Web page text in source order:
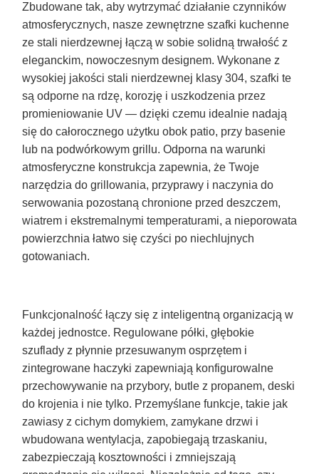
Zbudowane tak, aby wytrzymać działanie czynników
atmosferycznych, nasze zewnętrzne szafki kuchenne
ze stali nierdzewnej łączą w sobie solidną trwałość z
eleganckim, nowoczesnym designem. Wykonane z
wysokiej jakości stali nierdzewnej klasy 304, szafki te
są odporne na rdzę, korozję i uszkodzenia przez
promieniowanie UV — dzięki czemu idealnie nadają
się do całorocznego użytku obok patio, przy basenie
lub na podwórkowym grillu. Odporna na warunki
atmosferyczne konstrukcja zapewnia, że Twoje
narzędzia do grillowania, przyprawy i naczynia do
serwowania pozostaną chronione przed deszczem,
wiatrem i ekstremalnymi temperaturami, a nieporowata
powierzchnia łatwo się czyści po niechlujnych
gotowaniach.
Funkcjonalność łączy się z inteligentną organizacją w
każdej jednostce. Regulowane półki, głębokie
szuflady z płynnie przesuwanym osprzętem i
zintegrowane haczyki zapewniają konfigurowalne
przechowywanie na przybory, butle z propanem, deski
do krojenia i nie tylko. Przemyślane funkcje, takie jak
zawiasy z cichym domykiem, zamykane drzwi i
wbudowana wentylacja, zapobiegają trzaskaniu,
zabezpieczają kosztowności i zmniejszają